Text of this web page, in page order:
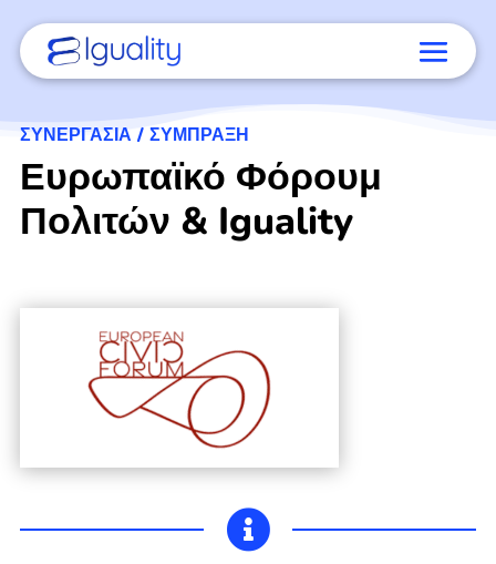
ΣΥΝΕΡΓΑΣΊΑ / ΣΎΜΠΡΑΞΗ
Ευρωπαϊκό Φόρουμ
Πολιτών & Iguality
